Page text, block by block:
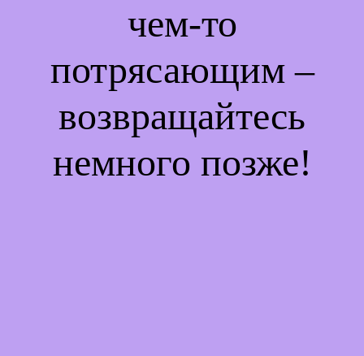
чем-то
потрясающим –
возвращайтесь
немного позже!